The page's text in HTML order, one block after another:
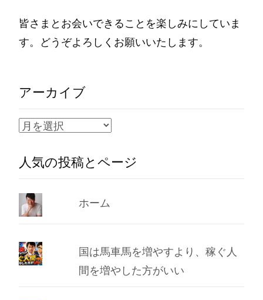
皆さまとお会いできることを楽しみにしていま
す。どうぞよろしくお願いいたします。
アーカイブ
ア
カ
イ
ブ
人気の投稿とページ
ホーム
国は馬車馬を増やすより、稼ぐ人
間を増やした方がいい